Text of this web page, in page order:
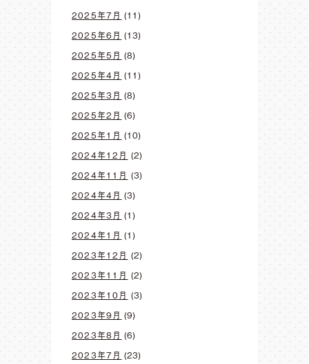
2025年7月 (11)
2025年6月 (13)
2025年5月 (8)
2025年4月 (11)
2025年3月 (8)
2025年2月 (6)
2025年1月 (10)
2024年12月 (2)
2024年11月 (3)
2024年4月 (3)
2024年3月 (1)
2024年1月 (1)
2023年12月 (2)
2023年11月 (2)
2023年10月 (3)
2023年9月 (9)
2023年8月 (6)
2023年7月 (23)